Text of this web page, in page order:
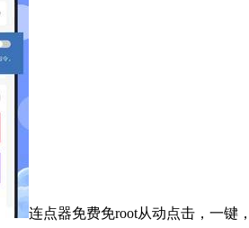
连点器免费免root从动点击，一键